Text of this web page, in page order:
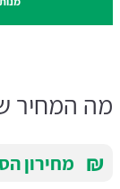
מה המחיר
₪ מחירון